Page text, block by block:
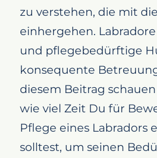
zu verstehen, die mit
einhergehen.
und pflegebedürftige
konsequente
diesem Beitrag
wie viel Zeit Du für
Pflege eines Labradors
solltest, um seinen